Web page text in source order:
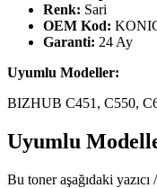
Renk: Sari
OEM Kod:
Garanti: 24 Ay
Uyumlu Modeller:
BIZHUB C451, C550,
Uyumlu
Bu toner aşağıdaki